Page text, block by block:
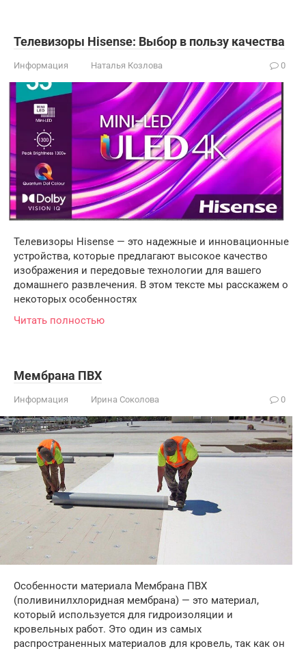
Телевизоры Hisense: Выбор в пользу качества
Информация Наталья Козлова 0
Телевизоры Hisense — это надежные и инновационные
устройства, которые предлагают высокое качество
изображения и передовые технологии для вашего
домашнего развлечения. В этом тексте мы расскажем о
некоторых особенностях
Читать полностью
Мембрана ПВХ
Информация Ирина Соколова 0
Особенности материала Мембрана ПВХ
(поливинилхлоридная мембрана) — это материал,
который используется для гидроизоляции и
кровельных работ. Это один из самых
распространенных материалов для кровель, так как он